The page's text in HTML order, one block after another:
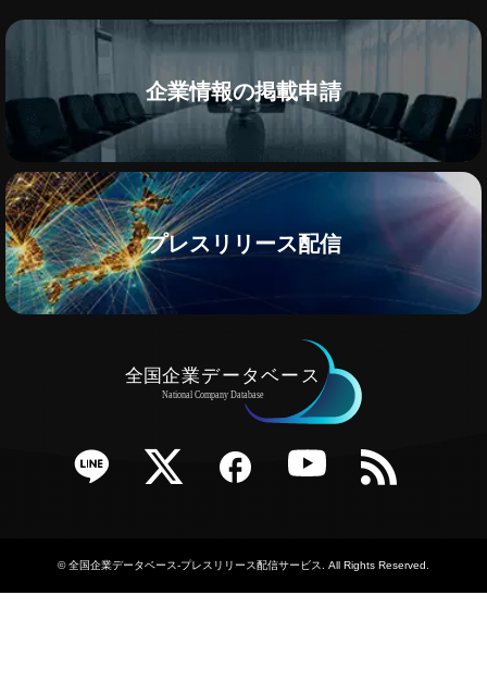
企業情報の掲載申請
プレスリリース配信
Twitter Facebook YouTube RSS
©全国企業データベース-プレスリリース配信サービス . All Rights Reserved.